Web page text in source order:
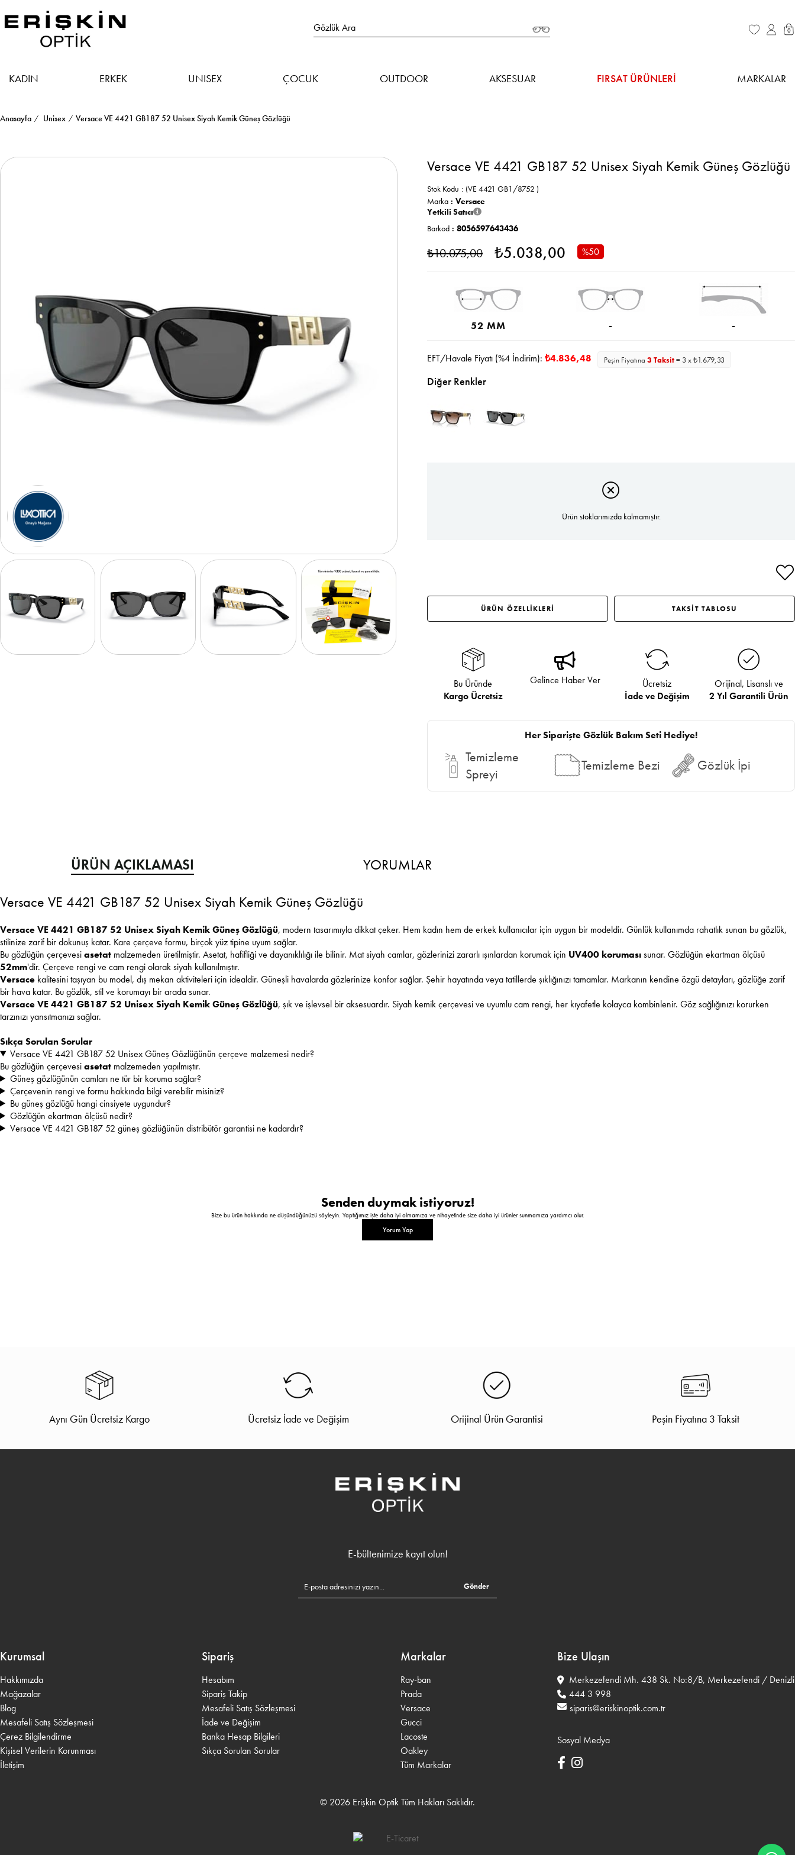
0
KADIN ERKEK UNISEX ÇOCUK OUTDOOR AKSESUAR FIRSAT ÜRÜNLERİ MARKALAR
Anasayfa Unisex Versace VE 4421 GB187 52 Unisex Siyah Kemik Güneş Gözlüğü
Versace VE 4421 GB187 52 Unisex Siyah Kemik Güneş Gözlüğü
(VE 4421 GB1/8752 )
Stok Kodu
Marka : Versace
Yetkili Satıcı
Barkod : 8056597643436
₺10.075,00 ₺5.038,00 %50
52 MM - -
EFT/Havale Fiyatı (%4 İndirim): ₺4.836,48 Peşin Fiyatına 3 Taksit= 3 x ₺1.679,33
Diğer Renkler
Ürün stoklarımızda kalmamıştır.
ÜRÜN ÖZELLİKLERİ TAKSİT TABLOSU
Bu Üründe
Kargo Ücretsiz
Gelince Haber Ver
Ücretsiz
İade ve Değişim
Orijinal, Lisanslı ve
2 Yıl Garantili Ürün
Her Siparişte Gözlük Bakım Seti Hediye!
Temizleme
Spreyi
Temizleme Bezi Gözlük İpi
ÜRÜN AÇIKLAMASI YORUMLAR
Versace VE 4421 GB187 52 Unisex Siyah Kemik Güneş Gözlüğü
Versace VE 4421 GB187 52 Unisex Siyah Kemik Güneş Gözlüğü, modern tasarımıyla dikkat çeker. Hem kadın hem de erkek kullanıcılar için uygun bir modeldir. Günlük kullanımda rahatlık sunan bu gözlük,
stilinize zarif bir dokunuş katar. Kare çerçeve formu, birçok yüz tipine uyum sağlar.
Bu gözlüğün çerçevesiasetat malzemeden üretilmiştir. Asetat, hafifliği ve dayanıklılığı ile bilinir. Mat siyah camlar, gözlerinizi zararlı ışınlardan korumak için UV400 korumasısunar. Gözlüğün ekartman ölçüsü
52mm'dir. Çerçeve rengi ve cam rengi olarak siyah kullanılmıştır.
Versace kalitesini taşıyan bu model, dış mekan aktiviteleri için idealdir. Güneşli havalarda gözlerinize konfor sağlar. Şehir hayatında veya tatillerde şıklığınızı tamamlar. Markanın kendine özgü detayları, gözlüğe zarif
bir hava katar. Bu gözlük, stil ve korumayı bir arada sunar.
Versace VE 4421 GB187 52 Unisex Siyah Kemik Güneş Gözlüğü, şık ve işlevsel bir aksesuardır. Siyah kemik çerçevesi ve uyumlu cam rengi, her kıyafetle kolayca kombinlenir. Göz sağlığınızı korurken
tarzınızı yansıtmanızı sağlar.
Sıkça Sorulan Sorular
Versace VE 4421 GB187 52 Unisex Güneş Gözlüğünün çerçeve malzemesi nedir?
Bu gözlüğün çerçevesiasetat malzemeden yapılmıştır.
Güneş gözlüğünün camları ne tür bir koruma sağlar?
Çerçevenin rengi ve formu hakkında bilgi verebilir misiniz?
Bu güneş gözlüğü hangi cinsiyete uygundur?
Gözlüğün ekartman ölçüsü nedir?
Versace VE 4421 GB187 52 güneş gözlüğünün distribütör garantisi ne kadardır?
Senden duymak istiyoruz!
Bize bu ürün hakkında ne düşündüğünüzü söyleyin. Yaptığımız işte daha iyi olmamıza ve nihayetinde size daha iyi ürünler sunmamıza yardımcı olur.
Yorum Yap
Aynı Gün Ücretsiz Kargo Ücretsiz İade ve Değişim Orijinal Ürün Garantisi Peşin Fiyatına 3 Taksit
E-bültenimize kayıt olun!
Gönder
Kurumsal
Hakkımızda
Mağazalar
Blog
Mesafeli Satış Sözleşmesi
Çerez Bilgilendirme
Kişisel Verilerin Korunması
İletişim
Sipariş
Hesabım
Sipariş Takip
Mesafeli Satış Sözleşmesi
İade ve Değişim
Banka Hesap Bilgileri
Sıkça Sorulan Sorular
Markalar
Ray-ban
Prada
Versace
Gucci
Lacoste
Oakley
Tüm Markalar
Bize Ulaşın
Merkezefendi Mh. 438 Sk. No:8/B, Merkezefendi / Denizli
444 3 998
siparis@eriskinoptik.com.tr
Sosyal Medya
© 2026 Erişkin Optik Tüm Hakları Saklıdır.